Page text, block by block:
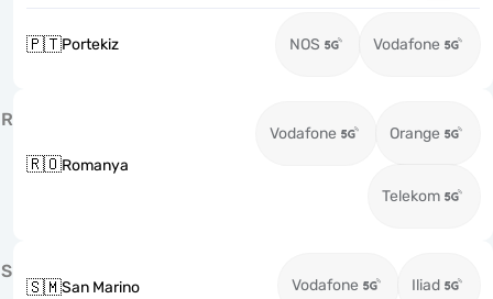
🇵🇹Portekiz NOS Vodafone
R
🇷🇴Romanya
Vodafone Orange
Telekom
S
🇸🇲San Marino Vodafone Iliad